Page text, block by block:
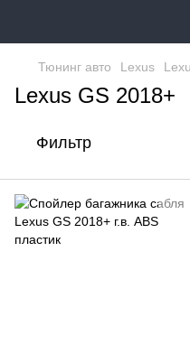
Тюнинг авто Lexus
Lexus GS 2018+
Фильтр